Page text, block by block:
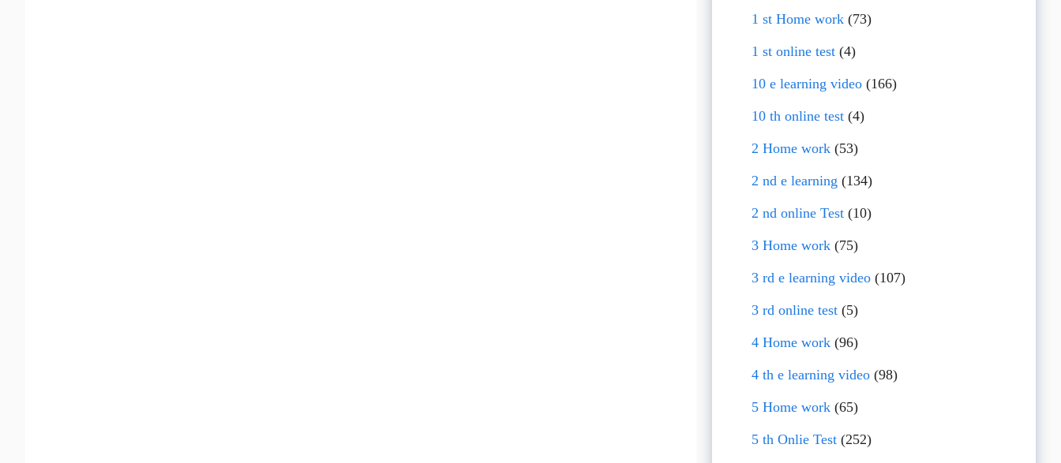
1 st Home work(73)
1 st online test(4)
10 e learning video(166)
10 th online test(4)
2 Home work(53)
2 nd e learning (134)
2 nd online Test(10)
3 Home work(75)
3 rd e learning video(107)
3 rd online test(5)
4 Home work(96)
4 th e learning video(98)
5 Home work(65)
5 th Onlie Test(252)